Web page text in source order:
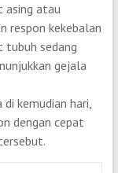
asing atau
respon kekebalan
tubuh sedang
gejala
kemudian hari,
dengan cepat